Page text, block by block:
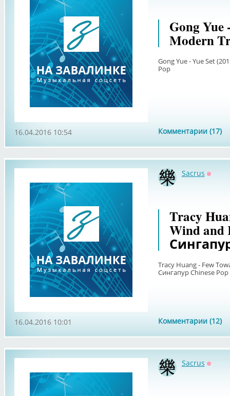
Gong
Modern
Gong Yue - Yue Set
Pop
Комментарии (17)
16.04.2016 10:54
Sacrus
Tracy
Wind and
Tracy Huang - Few
Сингапур Chinese
Комментарии (12)
16.04.2016 10:01
Sacrus